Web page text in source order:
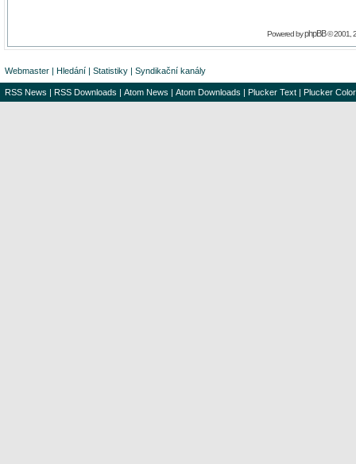
Powered byphpBB© 2001,
Webmaster | Hledání | Statistiky | Syndikační kanály
RSS News | RSS Downloads | Atom News | Atom Downloads | Plucker Text | Plucker Color